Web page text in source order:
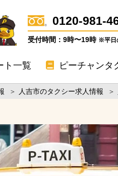
0120-981-
受付時間：9時〜19時 ※平日
ト一覧 ピーチャンタ
＞ 人吉市のタクシー求人情報 ＞